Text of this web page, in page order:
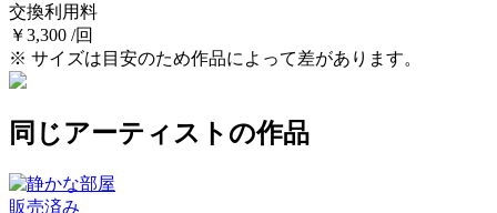
交換利用料
￥3,300 /回
※ サイズは目安のため作品によって差があります。
同じアーティストの作品
販売済み